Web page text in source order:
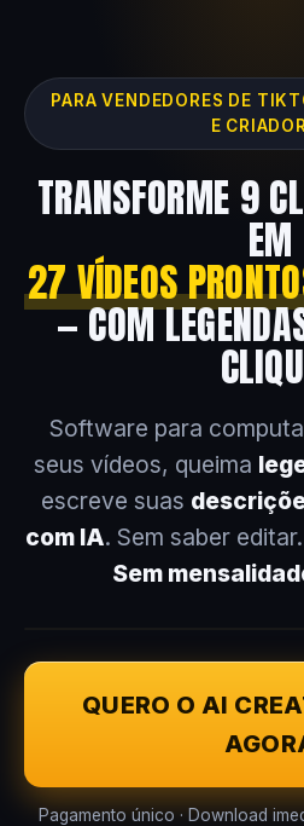
PARA VENDEDORES DE
E
TRANSFORME 9
EM
27 VÍDEOS
— COM
Software para
seus vídeos, queima
escreve suas
com IA. Sem saber
Sem
QUERO O AI
Pagamento único · Download